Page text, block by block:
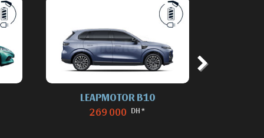
LEAPMOTOR B10
269 000 DH *